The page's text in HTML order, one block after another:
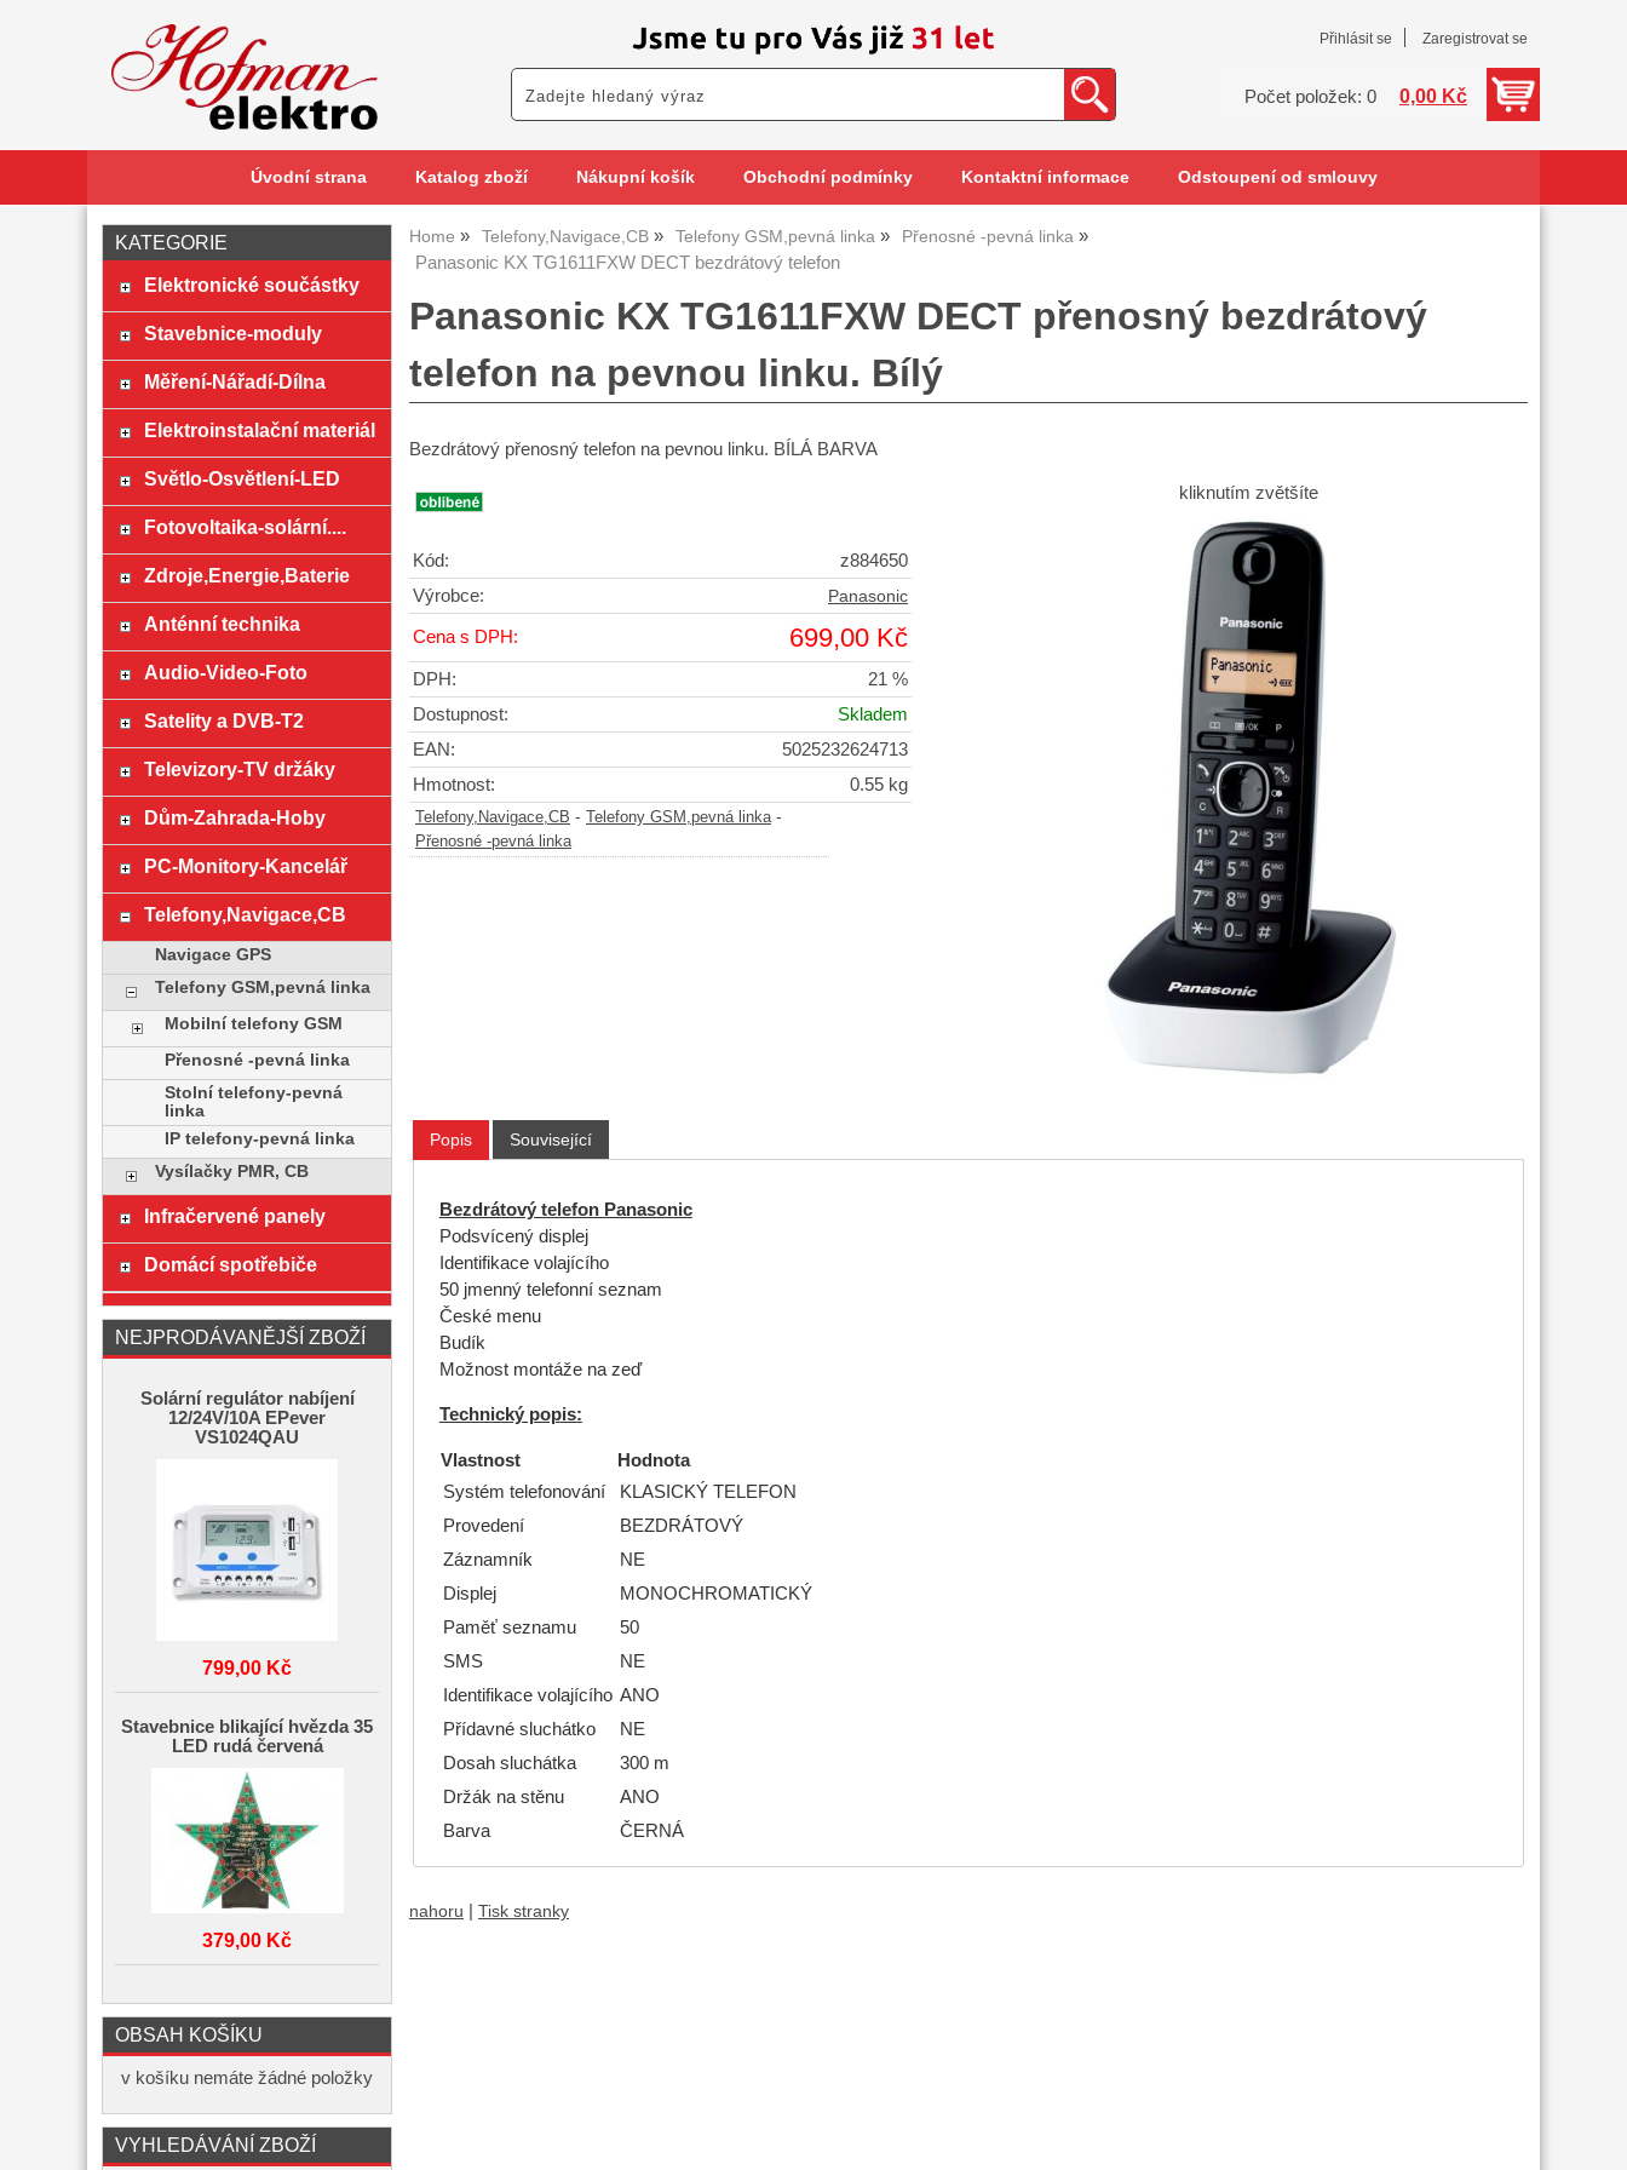
Přihlásit se Zaregistrovat se
Počet položek: 0 0,00 Kč
Úvodní strana Katalog zboží Nákupní košík Obchodní podmínky Kontaktní informace Odstoupení od smlouvy
Home Telefony,Navigace,CB Telefony GSM,pevná linka Přenosné -pevná linka
Panasonic KX TG1611FXW DECT bezdrátový telefon
Panasonic KX TG1611FXW DECT přenosný bezdrátový
telefon na pevnou linku. Bílý
Bezdrátový přenosný telefon na pevnou linku. BÍLÁ BARVA
kliknutím zvětšíte
Kód:
z884650
Výrobce:
Panasonic
Cena s DPH: 699,00 Kč
DPH:
21 %
Dostupnost:
Skladem
EAN:
5025232624713
Hmotnost:
0.55 kg
Telefony,Navigace,CB - Telefony GSM,pevná linka-
Přenosné -pevná linka
Popis Související
Bezdrátový telefon Panasonic
Podsvícený displej
Identifikace volajícího
50 jmenný telefonní seznam
České menu
Budík
Možnost montáže na zeď
Technický popis:
Vlastnost
Hodnota
Systém telefonování
KLASICKÝ TELEFON
Provedení
BEZDRÁTOVÝ
Záznamník
NE
Displej
MONOCHROMATICKÝ
Paměť seznamu
50
SMS
NE
Identifikace volajícího ANO
Přídavné sluchátko
NE
Dosah sluchátka
300 m
Držák na stěnu
ANO
Barva
ČERNÁ
nahoru Tisk stranky
KATEGORIE
Elektronické součástky
Stavebnice-moduly
Měření-Nářadí-Dílna
Elektroinstalační materiál
Světlo-Osvětlení-LED
Fotovoltaika-solární....
Zdroje,Energie,Baterie
Anténní technika
Audio-Video-Foto
Satelity a DVB-T2
Televizory-TV držáky
Dům-Zahrada-Hoby
PC-Monitory-Kancelář
Telefony,Navigace,CB
Navigace GPS
Telefony GSM,pevná linka
Mobilní telefony GSM
Přenosné -pevná linka
Stolní telefony-pevná
linka
IP telefony-pevná linka
Vysílačky PMR, CB
Infračervené panely
Domácí spotřebiče
NEJPRODÁVANĚJŠÍ ZBOŽÍ
Solární regulátor nabíjení
12/24V/10A EPever
VS1024QAU
799,00 Kč
Stavebnice blikající hvězda 35
LED rudá červená
379,00 Kč
OBSAH KOŠÍKU
v košíku nemáte žádné položky
VYHLEDÁVÁNÍ ZBOŽÍ